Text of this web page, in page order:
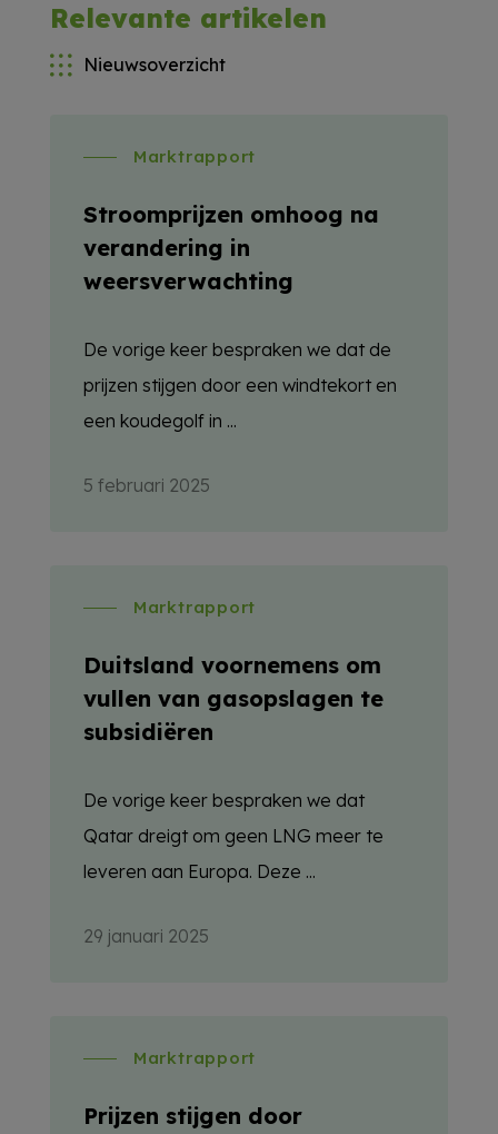
Relevante artikelen
Nieuwsoverzicht
Marktrapport
Stroomprijzen omhoog na
verandering in
weersverwachting
De vorige keer bespraken we dat de
prijzen stijgen door een windtekort en
een koudegolf in ...
5 februari 2025
Marktrapport
Duitsland voornemens om
vullen van gasopslagen te
subsidiëren
De vorige keer bespraken we dat
Qatar dreigt om geen LNG meer te
leveren aan Europa. Deze ...
29 januari 2025
Marktrapport
Prijzen stijgen door